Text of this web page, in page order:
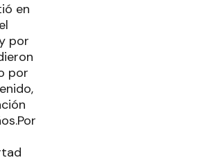
en
por
por